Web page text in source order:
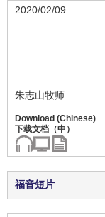
2020/02/09
朱志山牧师
福音短片